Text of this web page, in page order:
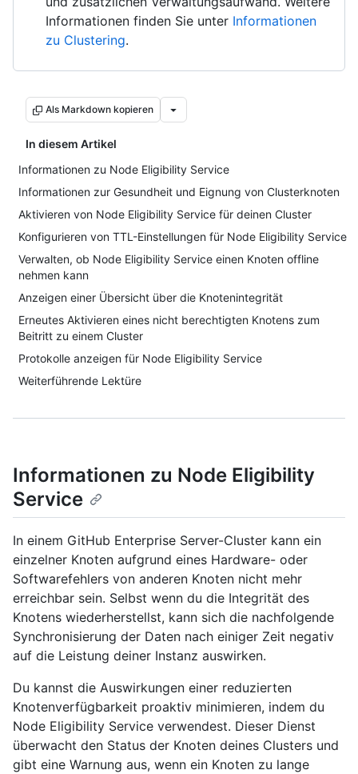
Informationen finden Sie unter Informationen
zu Clustering.
Als Markdown kopieren
In diesem Artikel
Informationen zu Node Eligibility Service
Informationen zur Gesundheit und Eignung von Clusterknoten
Aktivieren von Node Eligibility Service für deinen Cluster
Konfigurieren von TTL-Einstellungen für Node Eligibility Service
Verwalten, ob Node Eligibility Service einen Knoten offline
nehmen kann
Anzeigen einer Übersicht über die Knotenintegrität
Erneutes Aktivieren eines nicht berechtigten Knotens zum
Beitritt zu einem Cluster
Protokolle anzeigen für Node Eligibility Service
Weiterführende Lektüre
Informationen zu Node Eligibility
Service
In einem GitHub Enterprise Server-Cluster kann ein
einzelner Knoten aufgrund eines Hardware- oder
Softwarefehlers von anderen Knoten nicht mehr
erreichbar sein. Selbst wenn du die Integrität des
Knotens wiederherstellst, kann sich die nachfolgende
Synchronisierung der Daten nach einiger Zeit negativ
auf die Leistung deiner Instanz auswirken.
Du kannst die Auswirkungen einer reduzierten
Knotenverfügbarkeit proaktiv minimieren, indem du
Node Eligibility Service verwendest. Dieser Dienst
überwacht den Status der Knoten deines Clusters und
gibt eine Warnung aus, wenn ein Knoten zu lange